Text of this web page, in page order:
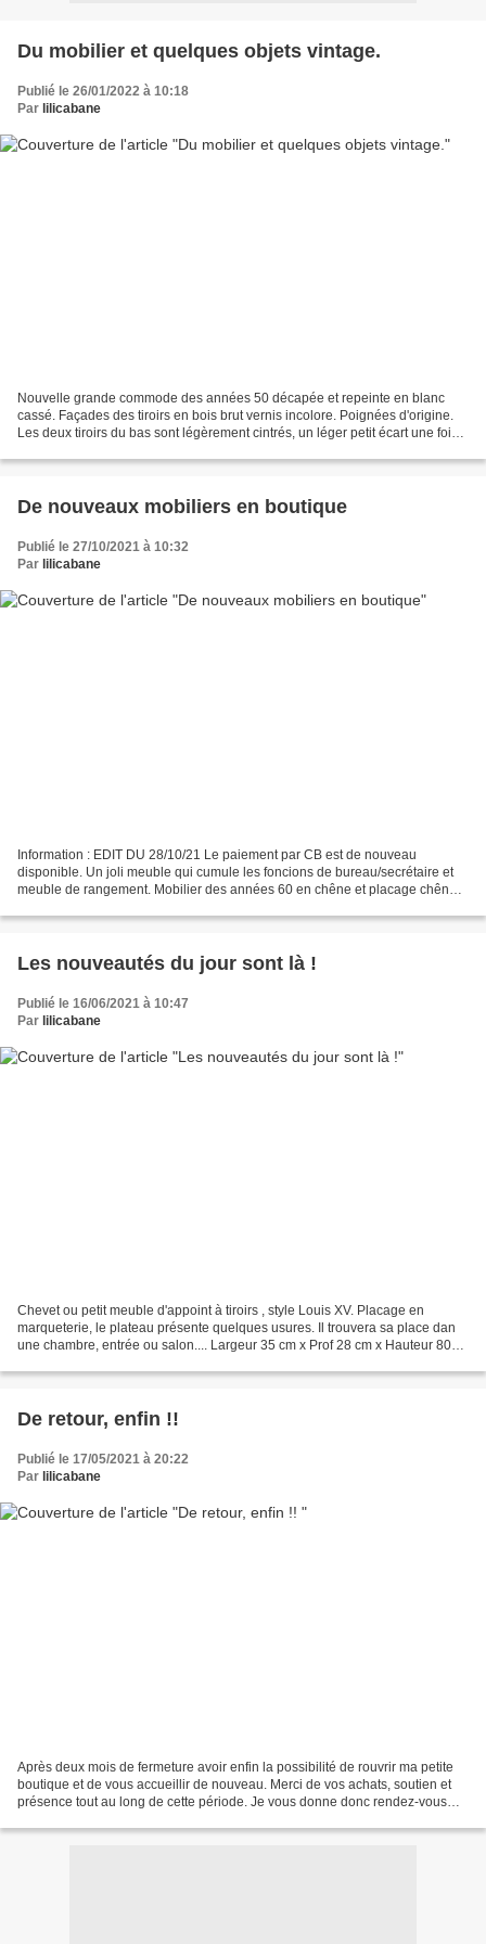
Du mobilier et quelques objets vintage.
Publié le 26/01/2022 à 10:18
Par lilicabane
Nouvelle grande commode des années 50 décapée et repeinte en blanc
cassé. Façades des tiroirs en bois brut vernis incolore. Poignées d'origine.
Les deux tiroirs du bas sont légèrement cintrés, un léger petit écart une fois
De nouveaux mobiliers en boutique
Publié le 27/10/2021 à 10:32
Par lilicabane
Information : EDIT DU 28/10/21 Le paiement par CB est de nouveau
disponible. Un joli meuble qui cumule les foncions de bureau/secrétaire et
meuble de rangement. Mobilier des années 60 en chêne et placage chêne.
Les nouveautés du jour sont là !
Publié le 16/06/2021 à 10:47
Par lilicabane
Chevet ou petit meuble d'appoint à tiroirs , style Louis XV. Placage en
marqueterie, le plateau présente quelques usures. Il trouvera sa place dan
une chambre, entrée ou salon.... Largeur 35 cm x Prof 28 cm x Hauteur 80
De retour, enfin !!
Publié le 17/05/2021 à 20:22
Par lilicabane
Après deux mois de fermeture avoir enfin la possibilité de rouvrir ma petite
boutique et de vous accueillir de nouveau. Merci de vos achats, soutien et
présence tout au long de cette période. Je vous donne donc rendez-vous